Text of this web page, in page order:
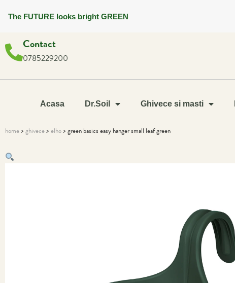
The FUTURE looks bright GREEN
Contact
0785229200
Acasa Dr.Soil Ghivece si masti
home>ghivece>elho> green basics easy hanger small leaf green